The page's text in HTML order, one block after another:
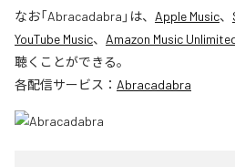
なお「Abracadabra 」は、 Apple Music、
YouTube Music、 Amazon Music
聴くことができる。
各配信サービス： Abracadabra